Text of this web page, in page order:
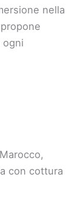
nella
con cottura